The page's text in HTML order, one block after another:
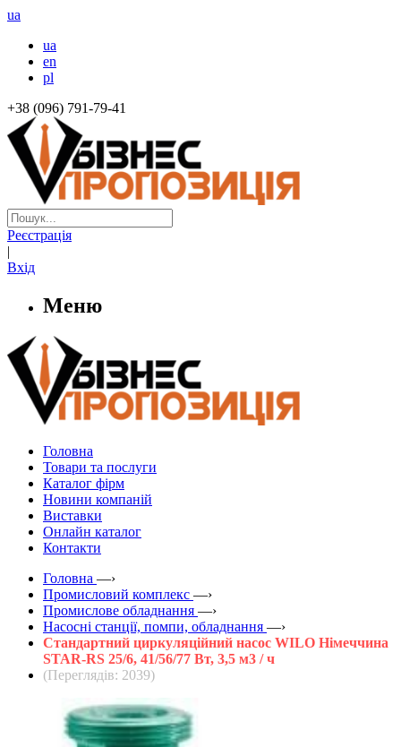
ua
ua
en
pl
+38 (096) 791-79-41
Реєстрація
|
Вхід
Меню
Головна
Товари та послуги
Каталог фірм
Новини компаній
Виставки
Онлайн каталог
Контакти
Головна —›
Промисловий комплекс —›
Промислове обладнання —›
Насосні станції, помпи, обладнання —›
Стандартний циркуляційний насос WILO Німеччина
STAR-RS 25/6, 41/56/77 Вт, 3,5 м3 / ч
(Переглядів: 2039)